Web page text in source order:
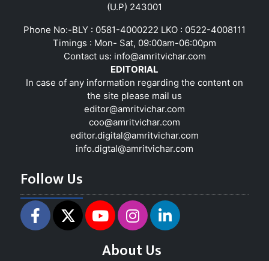
(U.P) 243001
Phone No:-BLY : 0581-4000222 LKO : 0522-4008111
Timings : Mon- Sat, 09:00am-06:00pm
Contact us: info@amritvichar.com
EDITORIAL
In case of any information regarding the content on
the site please mail us
editor@amritvichar.com
coo@amritvichar.com
editor.digital@amritvichar.com
info.digtal@amritvichar.com
Follow Us
About Us